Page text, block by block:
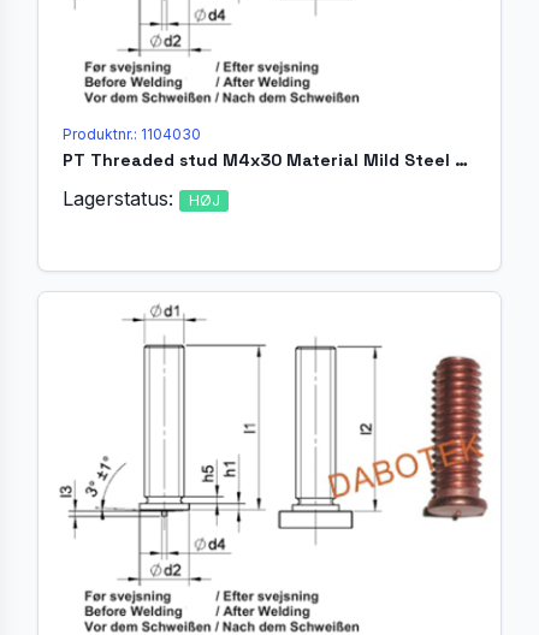
Produktnr.: 1104030
PT Threaded stud M4x30 Material Mild Steel 4.8 acc. EN ISO 13918
Lagerstatus: HØJ